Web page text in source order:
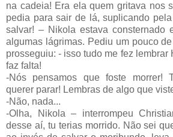
na cadeia! Era ela quem gritava nos
pedia para sair de lá, suplicando
salvar! – Nikola estava consternado
algumas lágrimas. Pediu um pouco
prosseguiu: - isso tudo me fez lembrar
faz falta!
-Nós pensamos que foste morrer!
querer parar! Lembras de algo que
-Não, nada...
-Olha, Nikola – interrompeu
desse aí, tu terias morrido. Não sei